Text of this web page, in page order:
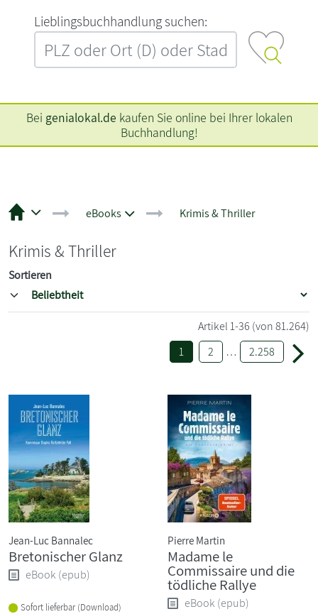
L‍i‍e‍b‍l‍i‍n‍g‍s‍b‍u‍c‍h‍h‍a‍n‍d‍l‍u‍n‍g‍ ‍s‍u‍c‍h‍e‍n‍:‍
Bei genialokal.de kaufen Sie online bei Ihrer lokalen
Buchhandlung!
eBooks Krimis & Thriller
Krimis & Thriller
Sortieren
Artikel1-36 (von 81.264)
1
2 … 2.258
Jean-Luc Bannalec
Bretonischer Glanz
eBook (epub)
Sofort lieferbar (Download)
Pierre Martin
Madame le
Commissaire und die
tödliche Rallye
eBook (epub)